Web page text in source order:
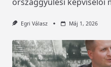
Egri Válasz Máj 1, 2026